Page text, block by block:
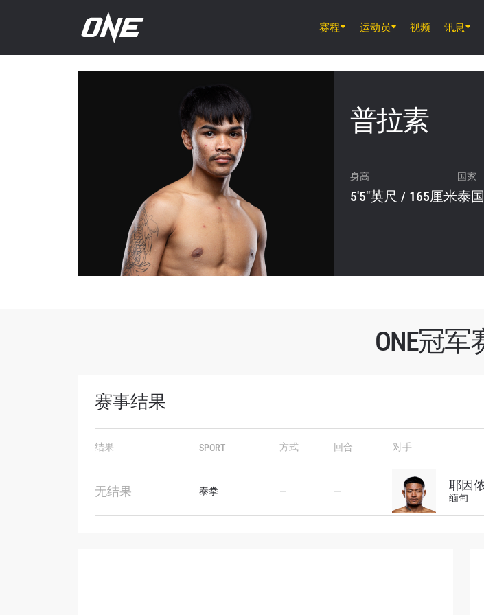
赛程 运动员 视频 讯息
普拉素
身高
5'5"英尺 / 165厘米
国家
泰国
ONE冠军
赛事结果
结果 SPORT 方式 回合 对手
无结果 泰拳 — — 耶因
缅甸
对手
浏览了解更多
福利以及优先机遇获得直播场次的最佳座
邮箱